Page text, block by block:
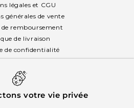
légales et CGU
générales de vente
remboursement
de livraison
de confidentialité
des cookies
votre vie privée